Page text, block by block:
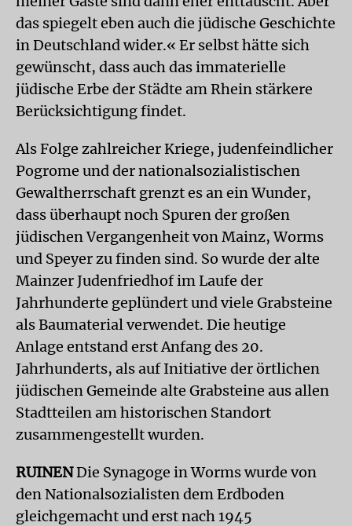
das spiegelt eben auch die jüdische Geschichte
in Deutschland wider.« Er selbst hätte sich
gewünscht, dass auch das immaterielle
jüdische Erbe der Städte am Rhein stärkere
Berücksichtigung findet.
Als Folge zahlreicher Kriege, judenfeindlicher
Pogrome und der nationalsozialistischen
Gewaltherrschaft grenzt es an ein Wunder,
dass überhaupt noch Spuren der großen
jüdischen Vergangenheit von Mainz, Worms
und Speyer zu finden sind. So wurde der alte
Mainzer Judenfriedhof im Laufe der
Jahrhunderte geplündert und viele Grabsteine
als Baumaterial verwendet. Die heutige
Anlage entstand erst Anfang des 20.
Jahrhunderts, als auf Initiative der örtlichen
jüdischen Gemeinde alte Grabsteine aus allen
Stadtteilen am historischen Standort
zusammengestellt wurden.
RUINENDie Synagoge in Worms wurde von
den Nationalsozialisten dem Erdboden
gleichgemacht und erst nach 1945